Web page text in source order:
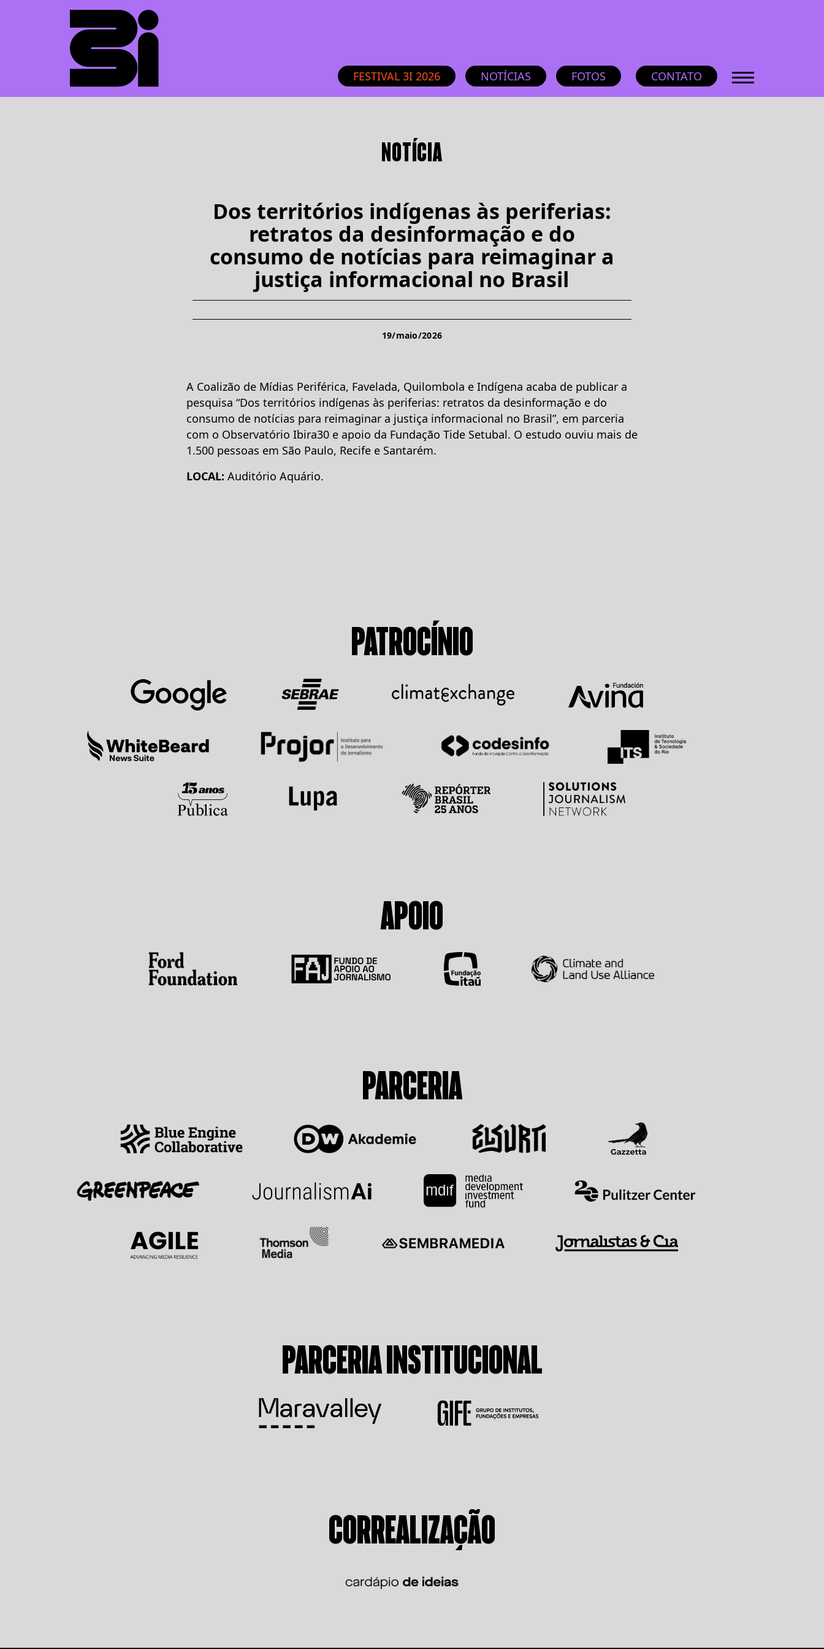
FESTIVAL 3I 2026 NOTÍCIAS FOTOS CONTATO
NOTÍCIA
Dos territórios indígenas às periferias:
retratos da desinformação e do
consumo de notícias para reimaginar a
justiça informacional no Brasil
19/maio/2026
A Coalizão de Mídias Periférica, Favelada, Quilombola e Indígena acaba de publicar a
pesquisa “Dos territórios indígenas às periferias: retratos da desinformação e do
consumo de notícias para reimaginar a justiça informacional no Brasil”, em parceria
com o Observatório Ibira30 e apoio da Fundação Tide Setubal. O estudo ouviu mais de
1.500 pessoas em São Paulo, Recife e Santarém.
LOCAL: Auditório Aquário.
PATROCÍNIO
APOIO
PARCERIA
PARCERIA INSTITUCIONAL
CORREALIZAÇÃO